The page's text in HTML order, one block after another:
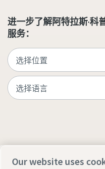
进一步了解阿特拉斯·科
服务：
Our website uses